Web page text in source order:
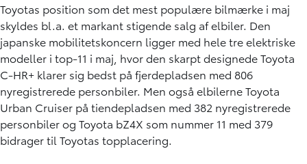
Toyotas position som det mest populære bilmærke i maj
skyldes bl.a. et markant stigende salg af elbiler. Den
japanske mobilitetskoncern ligger med hele tre elektriske
modeller i top-11 i maj, hvor den skarpt designede Toyota
C-HR+ klarer sig bedst på fjerdepladsen med 806
nyregistrerede personbiler. Men også elbilerne Toyota
Urban Cruiser på tiendepladsen med 382 nyregistrerede
personbiler og Toyota bZ4X som nummer 11 med 379
bidrager til Toyotas topplacering.